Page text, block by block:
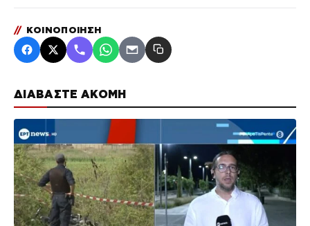
ΔΙΑΒΑΣΤΕ ΑΚΟΜΗ
// ΚΟΙΝΟΠΟΙΗΣΗ